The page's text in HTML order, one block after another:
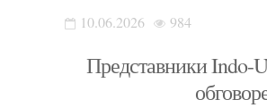
10.06.2026 984
Представники Indo-